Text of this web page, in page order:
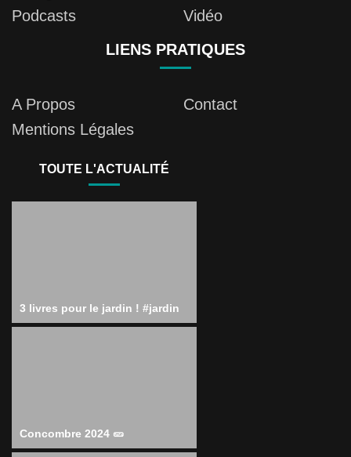
Podcasts
Vidéo
LIENS PRATIQUES
A Propos
Contact
Mentions Légales
TOUTE L'ACTUALITÉ
3 livres pour le jardin ! #jardin
Concombre 2024 🥒